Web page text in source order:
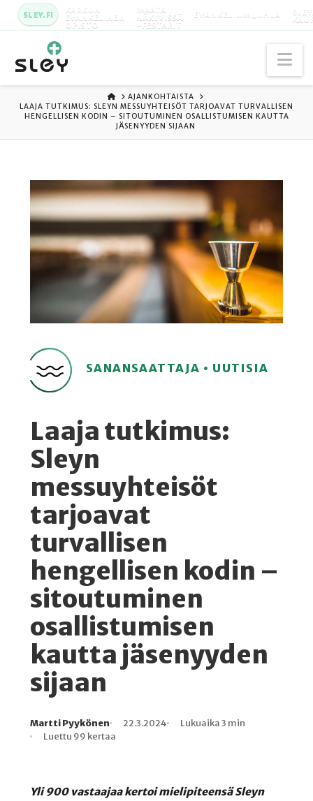
SLEY.FI KARKUN
EVANKELINEN
OPISTO
MAATA
NÄKYVISSÄ
-FESTARIT
EVANKELIUMIJUHLA
ETUSIVU
AJANKOHTAISTA
LAAJA TUTKIMUS: SLEYN MESSUYHTEISÖT TARJOAVAT TURVALLISEN
HENGELLISEN KODIN – SITOUTUMINEN OSALLISTUMISEN KAUTTA
JÄSENYYDEN SIJAAN
SANANSAATTAJA • UUTISIA
Laaja tutkimus:
Sleyn
messuyhteisöt
tarjoavat
turvallisen
hengellisen kodin –
sitoutuminen
osallistumisen
kautta jäsenyyden
sijaan
Kirjoittaja
Martti Pyykönen
Julkaistu
22.3.2024
Lukuaika
Lukuaika 3 min
Lukukertoja
Luettu 99 kertaa
Yli 900 vastaajaa kertoi mielipiteensä Sleyn